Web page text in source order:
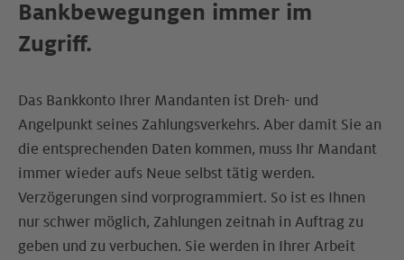
Bankbewegungen immer im
Zugriff.
Das Bankkonto Ihrer Mandanten ist Dreh- und
Angelpunkt seines Zahlungsverkehrs. Aber damit Sie an
die entsprechenden Daten kommen, muss Ihr Mandant
immer wieder aufs Neue selbst tätig werden.
Verzögerungen sind vorprogrammiert. So ist es Ihnen
nur schwer möglich, Zahlungen zeitnah in Auftrag zu
geben und zu verbuchen. Sie werden in Ihrer Arbeit